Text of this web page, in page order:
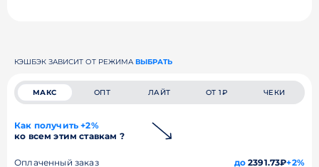
КЭШБЭК ЗАВИСИТ ОТ РЕЖИМА ВЫБРАТЬ
МАКС ОПТ ЛАЙТ ОТ 1₽ ЧЕКИ
Как получить +2%
ко всем этим ставкам ?
Оплаченный заказ до2391.73₽+2%